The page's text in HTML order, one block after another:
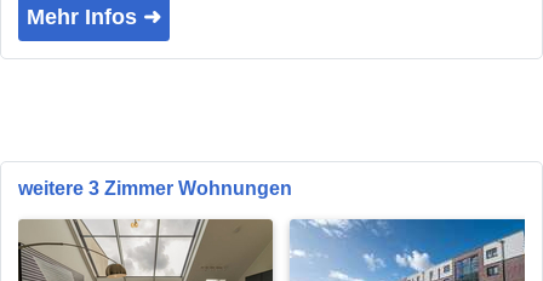
Mehr Infos ➜
weitere 3 Zimmer Wohnungen